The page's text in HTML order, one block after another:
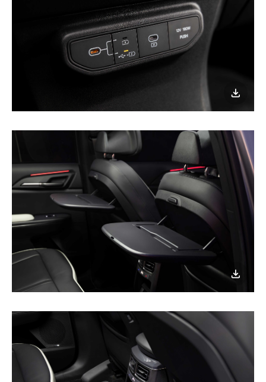
이미지
다운로드
이미지
다운로드